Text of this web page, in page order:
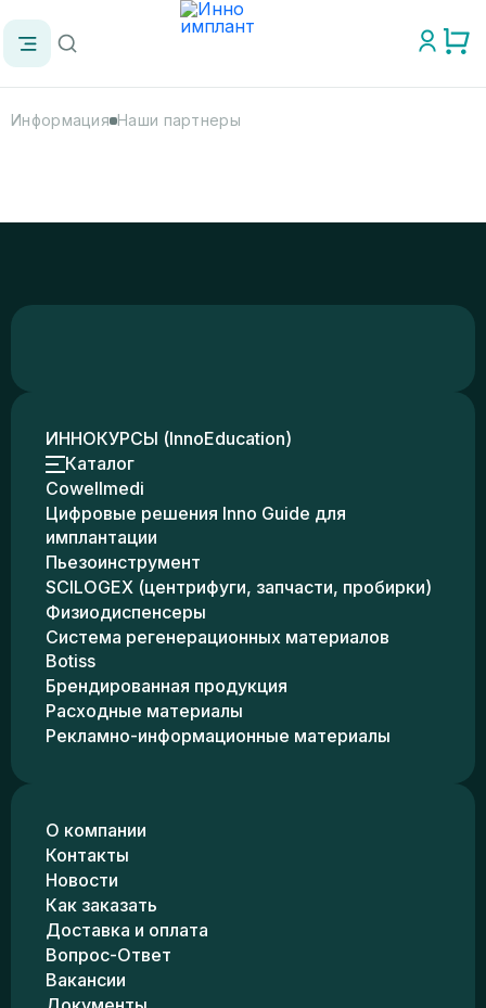
Информация Наши партнеры
ИННОКУРСЫ (InnoEducation)
Каталог
Cowellmedi
Цифровые решения Inno Guide для
имплантации
Пьезоинструмент
SCILOGEX (центрифуги, запчасти, пробирки)
Физиодиспенсеры
Система регенерационных материалов
Botiss
Брендированная продукция
Расходные материалы
Рекламно-информационные материалы
О компании
Контакты
Новости
Как заказать
Доставка и оплата
Вопрос-Ответ
Вакансии